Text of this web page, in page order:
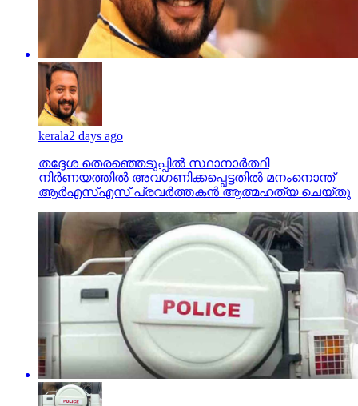
kerala2 days ago
തദ്ദേശ തെരഞ്ഞെടുപ്പില്‍ സ്ഥാനാര്‍ത്ഥി
നിര്‍ണയത്തില്‍ അവഗണിക്കപ്പെട്ടതില്‍ മനംനൊന്ത്
ആര്‍എസ്എസ് പ്രവര്‍ത്തകന്‍ ആത്മഹത്യ ചെയ്തു